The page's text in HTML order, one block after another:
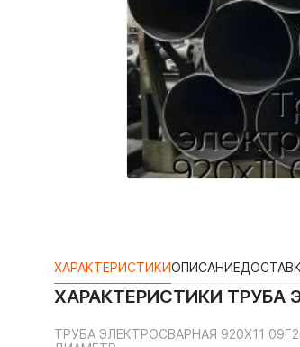
ХАРАКТЕРИСТИКИОПИСАНИЕ
ХАРАКТЕРИСТИКИ ТРУБА
ТРУБА ЭЛЕКТРОСВАРНАЯ 920Х11